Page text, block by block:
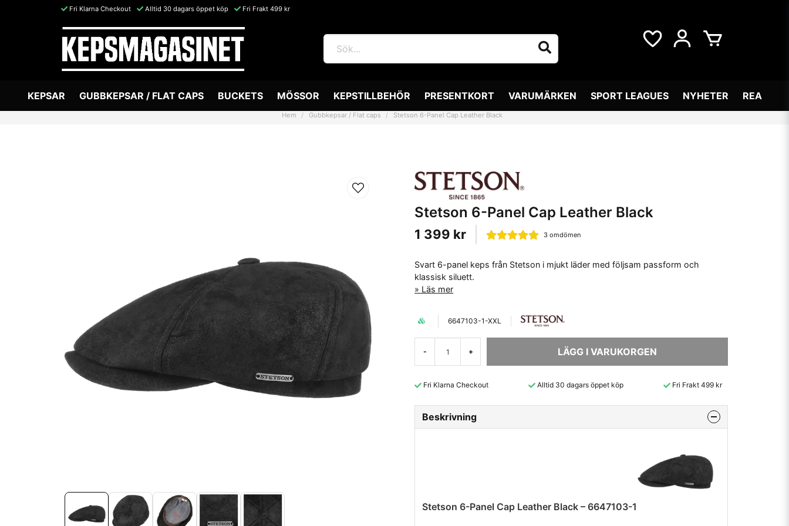
Fri Klarna Checkout Alltid 30 dagars öppet köp Fri Frakt 499 kr
KEPSAR GUBBKEPSAR / FLAT CAPS BUCKETS MÖSSOR KEPSTILLBEHÖR PRESENTKORT VARUMÄRKEN SPORT LEAGUES NYHETER REA
Hem Gubbkepsar / Flat caps Stetson 6-Panel Cap Leather Black
Stetson 6-Panel Cap Leather Black
1 399 kr 3 omdömen
Svart 6-panel keps från Stetson i mjukt läder med följsam passform och
klassisk siluett.
Läs mer
6647103-1-XXL
- + LÄGG I VARUKORGEN
Fri Klarna Checkout Alltid 30 dagars öppet köp Fri Frakt 499 kr
Beskrivning
Stetson 6-Panel Cap Leather Black – 6647103-1